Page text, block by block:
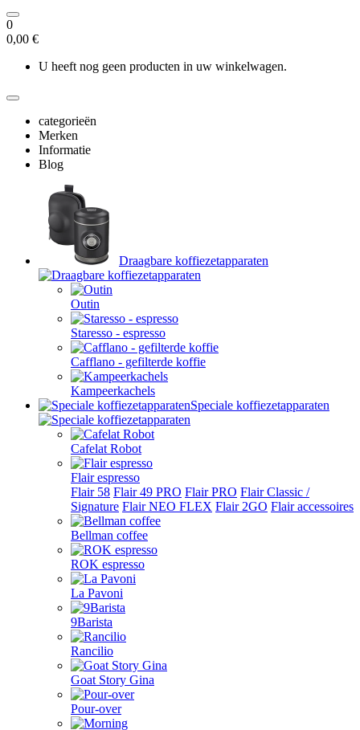
0
0,00 €
U heeft nog geen producten in uw winkelwagen.
categorieën
Merken
Informatie
Blog
Draagbare koffiezetapparaten
Outin
Staresso - espresso
Cafflano - gefilterde koffie
Kampeerkachels
Speciale koffiezetapparaten
Cafelat Robot
Flair espresso
Flair 58 Flair 49 PRO Flair PRO Flair Classic /
Signature Flair NEO FLEX Flair 2GO Flair accessoires
Bellman coffee
ROK espresso
La Pavoni
9Barista
Rancilio
Goat Story Gina
Pour-over